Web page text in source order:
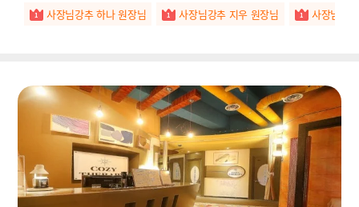
사장님강추 하나 원장님 사장님강추 지우 원장님 사장님강